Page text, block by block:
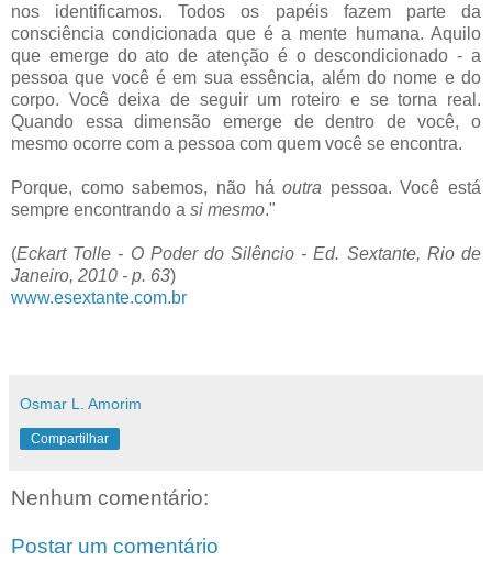
nos identificamos. Todos os papéis fazem parte da
consciência condicionada que é a mente humana. Aquilo
que emerge do ato de atenção é o descondicionado - a
pessoa que você é em sua essência, além do nome e do
corpo. Você deixa de seguir um roteiro e se torna real.
Quando essa dimensão emerge de dentro de você, o
mesmo ocorre com a pessoa com quem você se encontra.
Porque, como sabemos, não háoutra pessoa. Você está
sempre encontrando a si mesmo."
(Eckart Tolle - O Poder do Silêncio - Ed. Sextante, Rio de
Janeiro, 2010 - p. 63)
www.esextante.com.br
Osmar L. Amorim
Compartilhar
Nenhum comentário:
Postar um comentário